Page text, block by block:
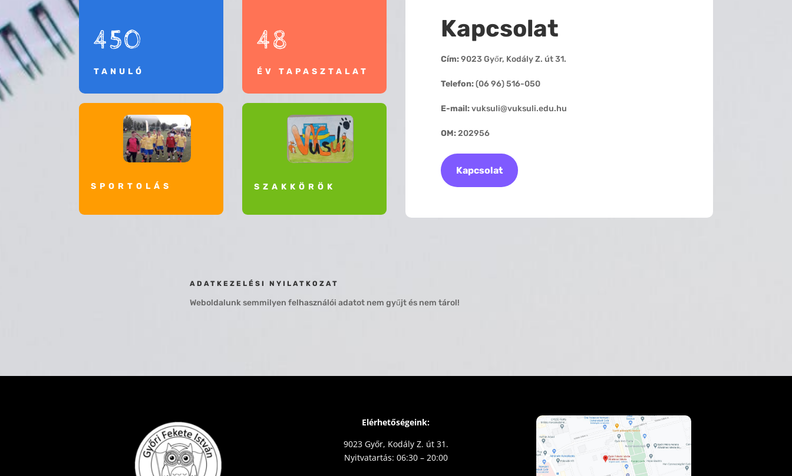
450
TANULÓ
SPORTOLÁS
48
ÉV TAPASZTALAT
SZAKKÖRÖK
Kapcsolat
Cím:9023 Győr, Kodály Z. út 31.
Telefon:(06 96) 516-050
E-mail:vuksuli@vuksuli.edu.hu
OM:202956
Kapcsolat
ADATKEZELÉSI NYILATKOZAT
Weboldalunk semmilyen felhasználói adatot nem gyűjt és nem tárol!
Elérhetőségeink:
9023 Győr, Kodály Z. út 31.
Nyitvatartás: 06:30 – 20:00